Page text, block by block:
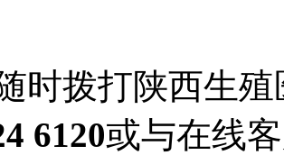
时拨打陕西生
6120或与在线